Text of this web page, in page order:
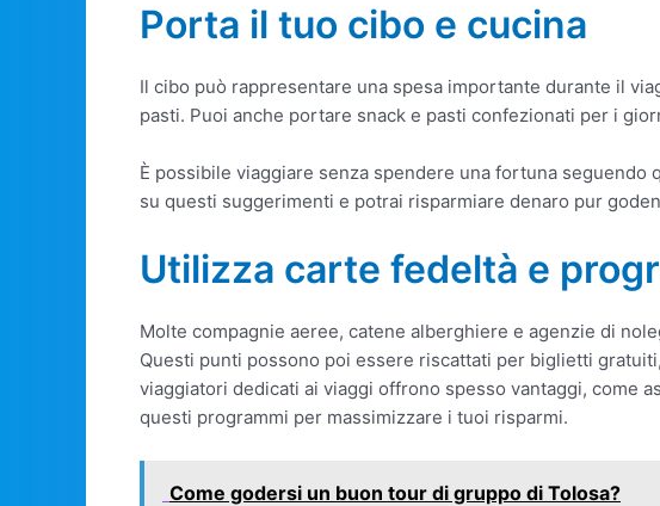
Porta il tuo cibo e cucina
Il cibo può rappresentare una spesa importante durante il
pasti. Puoi anche portare snack e pasti confezionati per i
È possibile viaggiare senza spendere una fortuna
su questi suggerimenti e potrai risparmiare denaro pur
Utilizza carte fedeltà e
Molte compagnie aeree, catene alberghiere e agenzie di
Questi punti possono poi essere riscattati per biglietti
viaggiatori dedicati ai viaggi offrono spesso vantaggi, come
questi programmi per massimizzare i tuoi risparmi.
Come godersi un buon tour di gruppo di Tolosa?